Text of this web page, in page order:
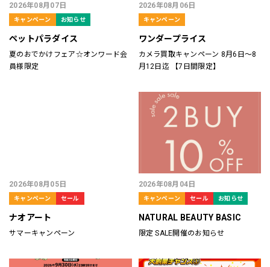
2026年08月07日
キャンペーン お知らせ
ペットパラダイス
夏のおでかけフェア☆オンワード会
員様限定
2026年08月06日
キャンペーン
ワンダープライス
カメラ買取キャンペーン 8月6日～8
月12日迄 【7日間限定】
2026年08月05日
キャンペーン セール
ナオアート
サマーキャンペーン
2026年08月04日
キャンペーン セール お知らせ
NATURAL BEAUTY BASIC
限定 SALE開催のお知らせ